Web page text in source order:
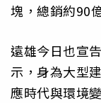
塊，總銷約90
遠雄今日也宣
示，身為大型
應時代與環境